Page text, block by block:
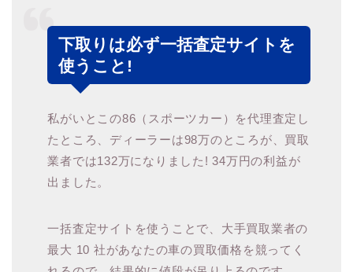
下取りは必ず一括査定サイトを
使うこと!
私がいとこの86（スポーツカー）を代理査定し
たところ、ディーラーは98万のところが、買取
業者では132万になりました! 34万円の利益が
出ました。
一括査定サイトを使うことで、大手買取業者の
最大 10 社があなたの車の買取価格を競ってく